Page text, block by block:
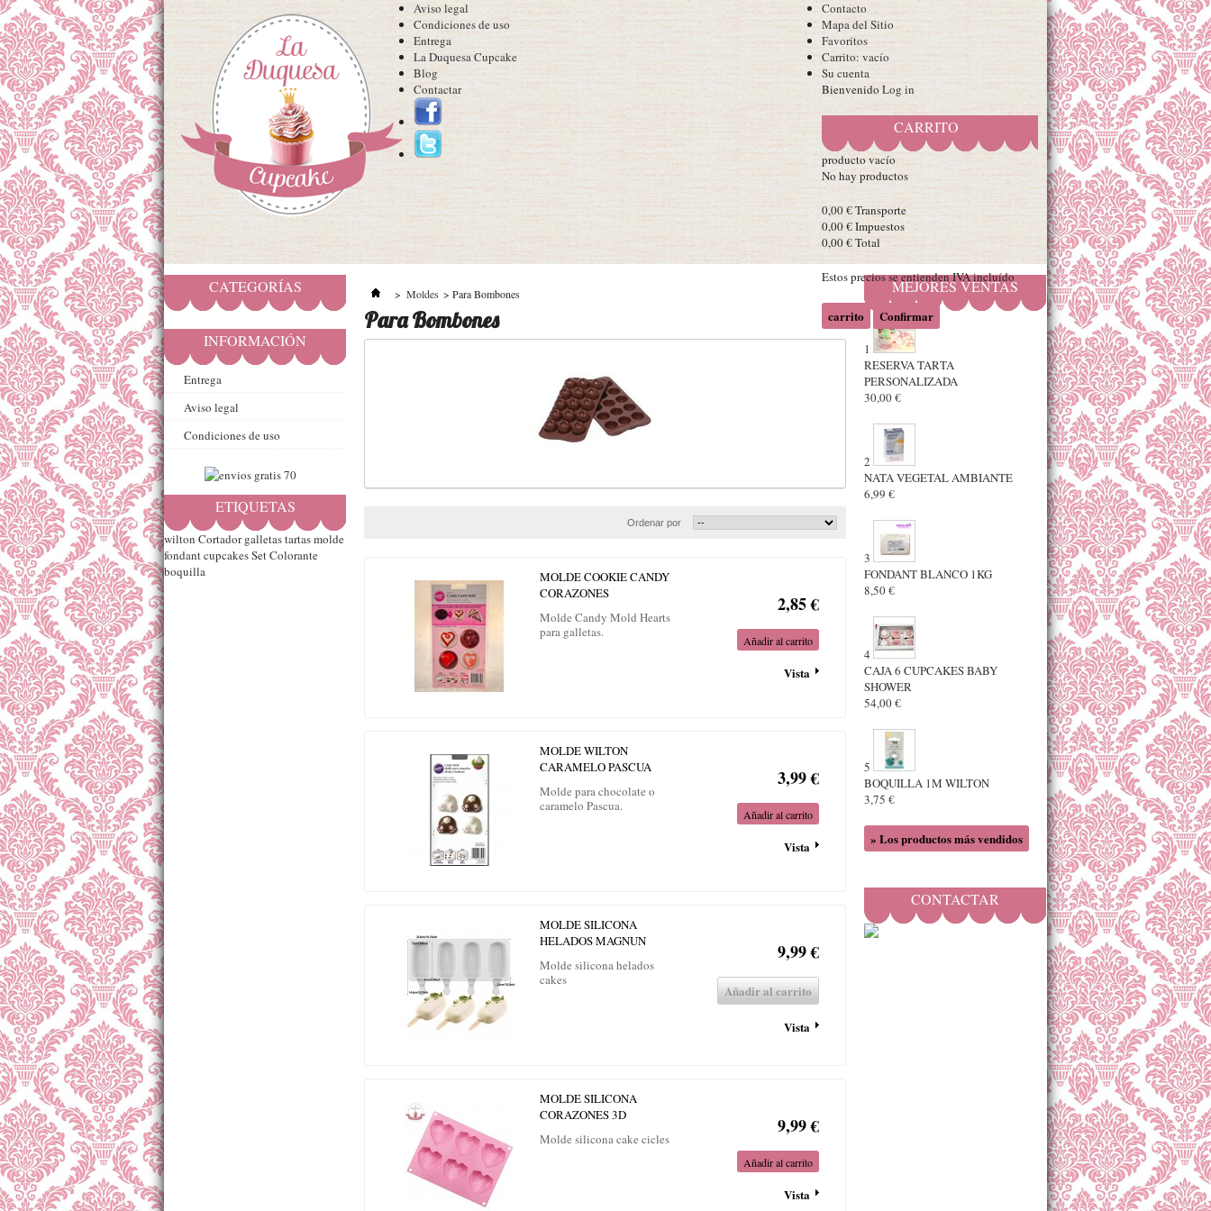
Contacto
Mapa del Sitio
Favoritos
Carrito: vacío
Su cuenta
Bienvenido Log in
CARRITO
producto vacío
No hay productos
0,00 €Transporte
0,00 €Impuestos
0,00 €Total
Estos precios se entienden IVA incluído
carrito Confirmar
Aviso legal
Condiciones de uso
Entrega
La Duquesa Cupcake
Blog
Contactar
CATEGORÍAS
INFORMACIÓN
Entrega
Aviso legal
Condiciones de uso
ETIQUETAS
wilton Cortador galletastartasmolde
fondantcupcakesSetColorante
boquilla
> Moldes > Para Bombones
Para Bombones
Ordenar por
MOLDE COOKIE CANDY
CORAZONES
Molde Candy Mold Hearts
para galletas.
2,85 €
Añadir al carrito
Vista
MOLDE WILTON
CARAMELO PASCUA
Molde para chocolate o
caramelo Pascua.
3,99 €
Añadir al carrito
Vista
MOLDE SILICONA
HELADOS MAGNUN
Molde silicona helados
cakes
9,99 €
Añadir al carrito
Vista
MOLDE SILICONA
CORAZONES 3D
Molde silicona cake cicles
9,99 €
Añadir al carrito
Vista
MEJORES VENTAS
1
RESERVA TARTA
PERSONALIZADA
30,00 €
2
NATA VEGETAL AMBIANTE
6,99 €
3
FONDANT BLANCO 1KG
8,50 €
4
CAJA 6 CUPCAKES BABY
SHOWER
54,00 €
5
BOQUILLA 1M WILTON
3,75 €
» Los productos más vendidos
CONTACTAR